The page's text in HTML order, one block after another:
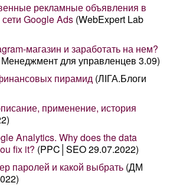
рекламные объявления в
Google Ads (WebExpert Lab
магазин и заработать на нем?
для управленцев 3.09)
пирамид (ЛІГА.Блоги
применение, история
Analytics. Why does the data
fix it? (PPC│SEO 29.07.2022)
паролей и какой выбрать (ДМ